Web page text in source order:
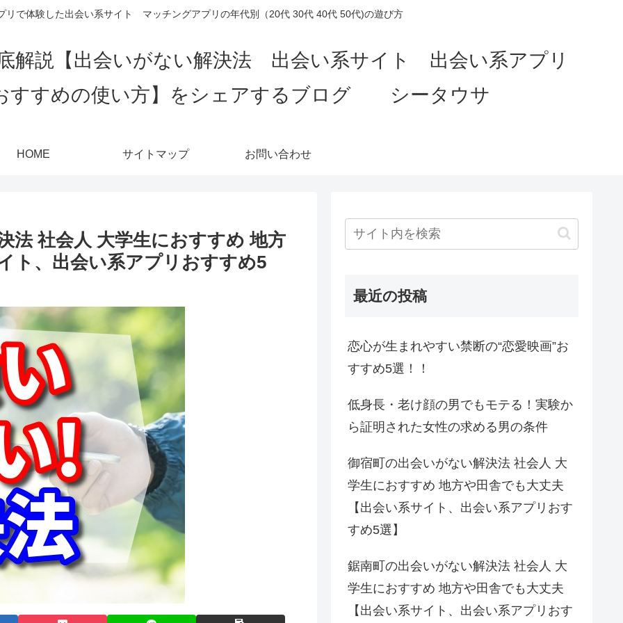
リで体験した出会い系サイト マッチングアプリの年代別（20代 30代 40代 50代)の遊び方
解説【出会いがない解決法 出会い系サイト 出会い系アプリ
すすめの使い方】をシェアするブログ シータウサ
HOME サイトマップ お問い合わせ
法 社会人 大学生におすすめ 地方
ト、出会い系アプリおすすめ5
最近の投稿
恋心が生まれやすい禁断の“恋愛映画”お
すすめ5選！！
低身長・老け顔の男でもモテる！実験か
ら証明された女性の求める男の条件
御宿町の出会いがない解決法 社会人 大
学生におすすめ 地方や田舎でも大丈夫
【出会い系サイト、出会い系アプリおす
すめ5選】
鋸南町の出会いがない解決法 社会人 大
学生におすすめ 地方や田舎でも大丈夫
【出会い系サイト、出会い系アプリおす